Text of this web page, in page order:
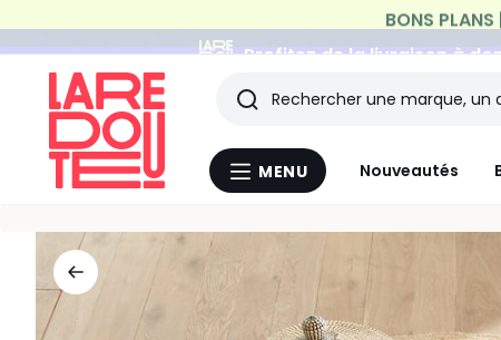
Profitez de la livraison à
Menu
MENU Nouveautés
Rechercher
Les
derniers
articles
consultés